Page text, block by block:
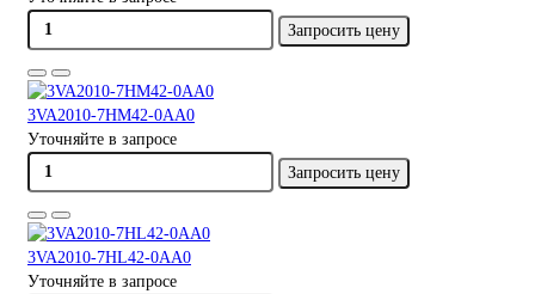
Запросить цену
3VA2010-7HM42-0AA0
Уточняйте в запросе
Запросить цену
3VA2010-7HL42-0AA0
Уточняйте в запросе